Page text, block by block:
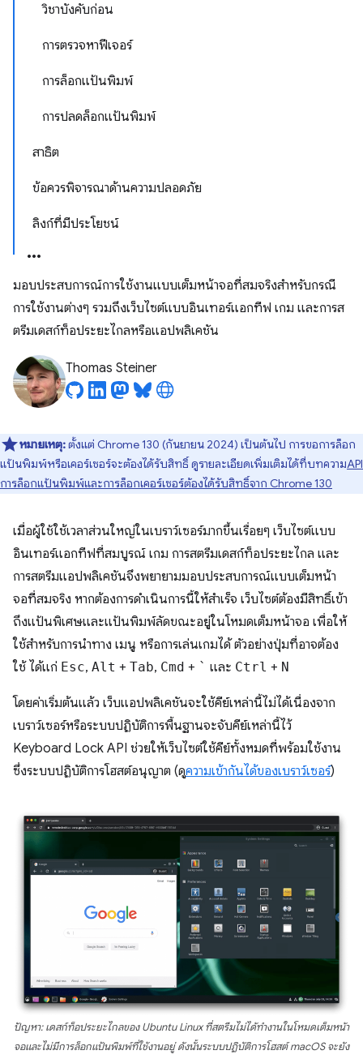
วิชาบังคับก่อน
การตรวจหาฟีเจอร์
การล็อกแป้นพิมพ์
การปลดล็อกแป้นพิมพ์
สาธิต
ข้อควรพิจารณาด้านความปลอดภัย
ลิงก์ที่มีประโยชน์
มอบประสบการณ์การใช้งานแบบเต็มหน้าจอที่สมจริงสำหรับกรณี
การใช้งานต่างๆ รวมถึงเว็บไซต์แบบอินเทอร์แอกทีฟ เกม และการส
ตรีมเดสก์ท็อประยะไกลหรือแอปพลิเคชัน
Thomas Steiner
หมายเหตุ:ตั้งแต่ Chrome 130 (กันยายน 2024) เป็นต้นไป การขอการล็อก
แป้นพิมพ์หรือเคอร์เซอร์จะต้องได้รับสิทธิ์ ดูรายละเอียดเพิ่มเติมได้ที่บทความAPI
การล็อกแป้นพิมพ์และการล็อกเคอร์เซอร์ต้องได้รับสิทธิ์จาก Chrome 130
เมื่อผู้ใช้ใช้เวลาส่วนใหญ่ในเบราว์เซอร์มากขึ้นเรื่อยๆ เว็บไซต์แบบ
อินเทอร์แอกทีฟที่สมบูรณ์ เกม การสตรีมเดสก์ท็อประยะไกล และ
การสตรีมแอปพลิเคชันจึงพยายามมอบประสบการณ์แบบเต็มหน้า
จอที่สมจริง หากต้องการดำเนินการนี้ให้สำเร็จ เว็บไซต์ต้องมีสิทธิ์เข้า
ถึงแป้นพิเศษและแป้นพิมพ์ลัดขณะอยู่ในโหมดเต็มหน้าจอ เพื่อให้
ใช้สำหรับการนำทาง เมนู หรือการเล่นเกมได้ ตัวอย่างปุ่มที่อาจต้อง
ใช้ ได้แก่ Esc, Alt + Tab, Cmd + ` และ Ctrl + N
โดยค่าเริ่มต้นแล้ว เว็บแอปพลิเคชันจะใช้คีย์เหล่านี้ไม่ได้เนื่องจาก
เบราว์เซอร์หรือระบบปฏิบัติการพื้นฐานจะจับคีย์เหล่านี้ไว้
Keyboard Lock API ช่วยให้เว็บไซต์ใช้คีย์ทั้งหมดที่พร้อมใช้งาน
ซึ่งระบบปฏิบัติการโฮสต์อนุญาต (ดูความเข้ากันได้ของเบราว์เซอร์)
ปัญหา: เดสก์ท็อประยะไกลของ Ubuntu Linux ที่สตรีมไม่ได้ทำงานในโหมดเต็มหน้า
จอและไม่มีการล็อกแป้นพิมพ์ที่ใช้งานอยู่ ดังนั้นระบบปฏิบัติการโฮสต์ macOS จะยัง